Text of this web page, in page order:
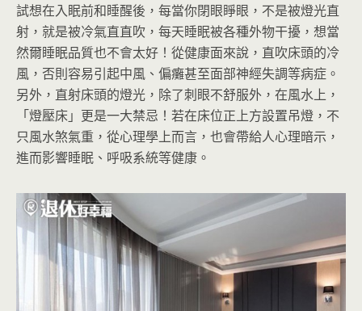
試想在入眠前和睡醒後，每當你閉眼睜眼，不是被燈光直
射，就是被冷氣直直吹，每天睡眠被各種外物干擾，想當
然爾睡眠品質也不會太好！從健康面來說，直吹床頭的冷
風，否則容易引起中風、偏癱甚至面部神經失調等病症。
另外，直射床頭的燈光，除了刺眼不舒服外，在風水上，
「燈壓床」更是一大禁忌！若在床位正上方設置吊燈，不
只風水煞氣重，從心理學上而言，也會帶給人心理暗示，
進而影響睡眠、呼吸系統等健康。